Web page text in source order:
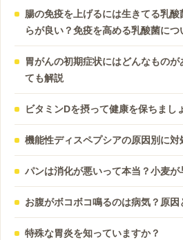
腸の免疫を上げるには生きてる乳
らが良い？免疫を高める乳酸菌につ
胃がんの初期症状にはどんなもの
ても解説
ビタミンDを摂って健康を保ちまし
機能性ディスペプシアの原因別に対
パンは消化が悪いって本当？小麦が
お腹がボコボコ鳴るのは病気？原
特殊な胃炎を知っていますか？